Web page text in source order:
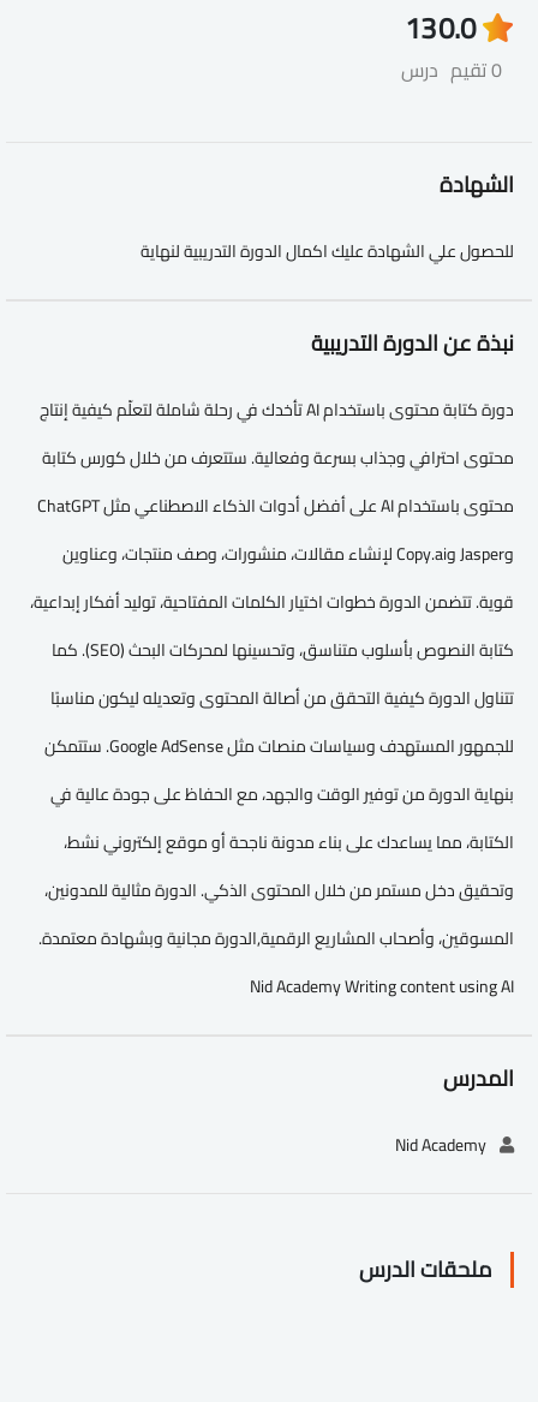
0.0
0 تقيم
13
درس
الشهادة
للحصول علي الشهادة عليك اكمال الدورة التدريبية لنهاية
نبذة عن الدورة التدريبية
دورة كتابة محتوى باستخدام AI تأخدك في رحلة شاملة لتعلّم كيفية إنتاج
محتوى احترافي وجذاب بسرعة وفعالية. ستتعرف من خلال كورس كتابة
محتوى باستخدام AI على أفضل أدوات الذكاء الاصطناعي مثل ChatGPT
وJasper وCopy.ai لإنشاء مقالات، منشورات، وصف منتجات، وعناوين
قوية. تتضمن الدورة خطوات اختيار الكلمات المفتاحية، توليد أفكار إبداعية،
كتابة النصوص بأسلوب متناسق، وتحسينها لمحركات البحث (SEO). كما
تتناول الدورة كيفية التحقق من أصالة المحتوى وتعديله ليكون مناسبًا
للجمهور المستهدف وسياسات منصات مثل Google AdSense. ستتمكن
بنهاية الدورة من توفير الوقت والجهد، مع الحفاظ على جودة عالية في
الكتابة، مما يساعدك على بناء مدونة ناجحة أو موقع إلكتروني نشط،
وتحقيق دخل مستمر من خلال المحتوى الذكي. الدورة مثالية للمدونين،
المسوقين، وأصحاب المشاريع الرقمية,الدورة مجانية وبشهادة معتمدة.
Nid Academy Writing content using AI
المدرس
ملحقات الدرس